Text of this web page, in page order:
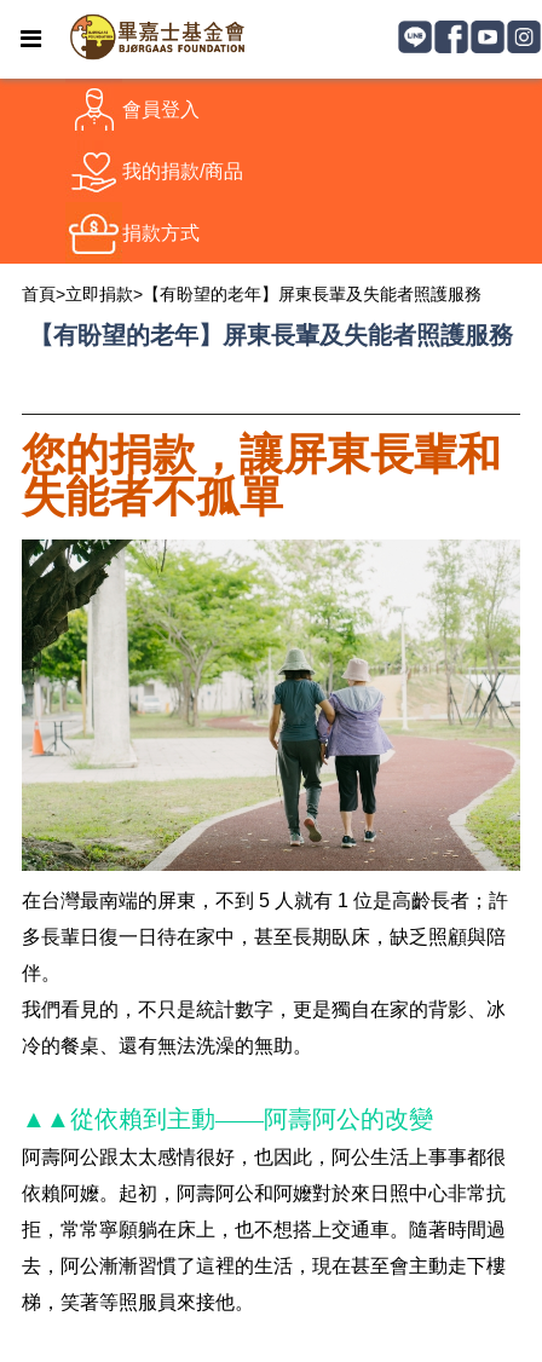
會員登入
我的捐款/商品
捐款方式
首頁>立即捐款>【有盼望的老年】屏東長輩及失能者照護服務
【有盼望的老年】屏東長輩及失能者照護服務
您的捐款，讓屏東長輩和
失能者不孤單
在台灣最南端的屏東，不到 5 人就有 1 位是高齡長者；許
多長輩日復一日待在家中，甚至長期臥床，缺乏照顧與陪
伴。
我們看見的，不只是統計數字，更是獨自在家的背影、冰
冷的餐桌、還有無法洗澡的無助。
▲▲從依賴到主動——阿壽阿公的改變
阿壽阿公跟太太感情很好，也因此，阿公生活上事事都很
依賴阿嬤。起初，阿壽阿公和阿嬤對於來日照中心非常抗
拒，常常寧願躺在床上，也不想搭上交通車。隨著時間過
去，阿公漸漸習慣了這裡的生活，現在甚至會主動走下樓
梯，笑著等照服員來接他。